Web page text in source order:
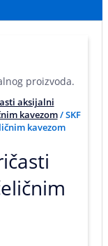
proizvoda.
aksijalni
kavezom/ SKF
kavezom